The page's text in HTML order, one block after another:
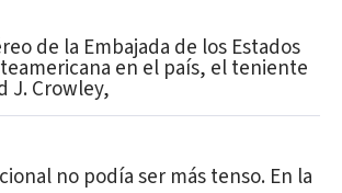
de la Embajada de los Estados
en el país, el teniente
J. Crowley,
no podía ser más tenso. En la